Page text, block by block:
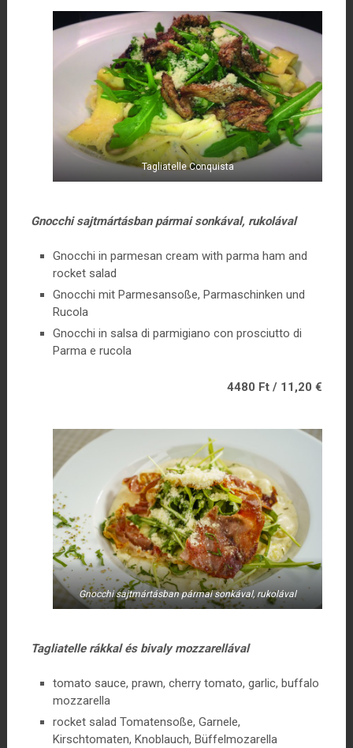
Tagliatelle Conquista
Gnocchi sajtmártásban pármai sonkával, rukolával
Gnocchi in parmesan cream with parma ham and
rocket salad
Gnocchi mit Parmesansoße, Parmaschinken und
Rucola
Gnocchi in salsa di parmigiano con prosciutto di
Parma e rucola
4480 Ft / 11,20 €
Gnocchi sajtmártásban pármai sonkával, rukolával
Tagliatelle rákkal és bivaly mozzarellával
tomato sauce, prawn, cherry tomato, garlic, buffalo
mozzarella
rocket salad Tomatensoße, Garnele,
Kirschtomaten, Knoblauch, Büffelmozarella